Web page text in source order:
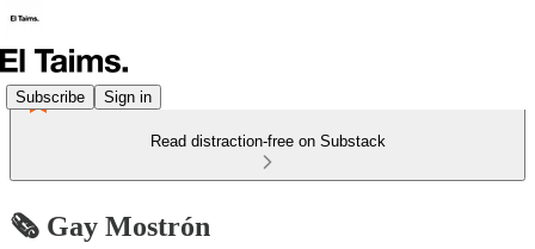
Subscribe Sign in
Read distraction-free on Substack
🗞️ Gay Mostrón